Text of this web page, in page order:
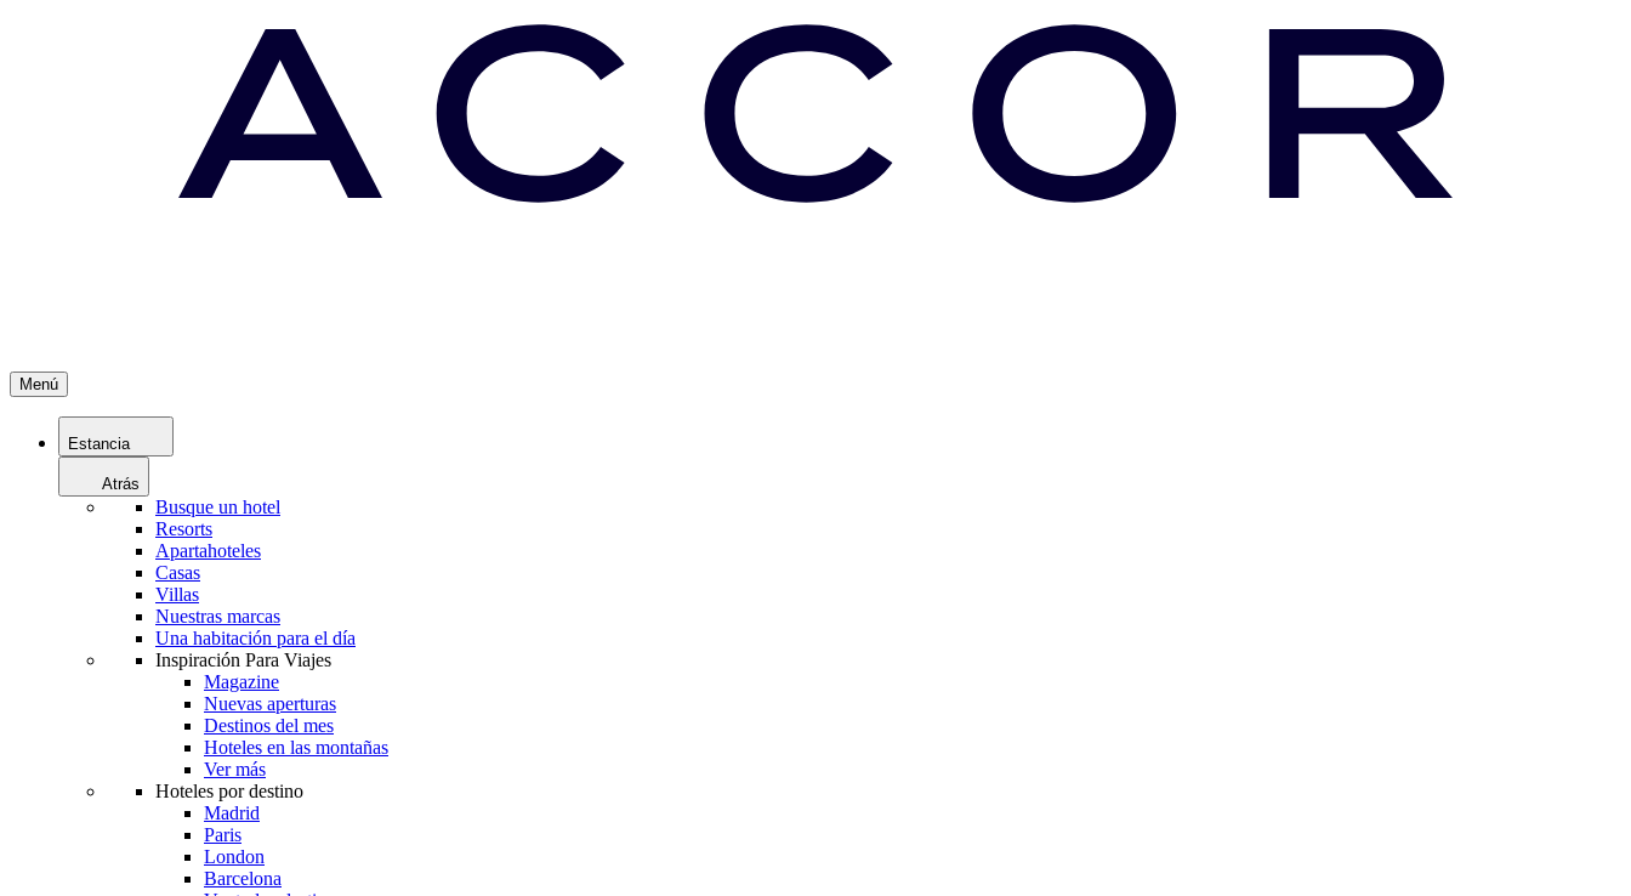
Menú
Estancia
Atrás
Busque un hotel
Resorts
Apartahoteles
Casas
Villas
Nuestras marcas
Una habitación para el día
Inspiración Para Viajes
Magazine
Nuevas aperturas
Destinos del mes
Hoteles en las montañas
Ver más
Hoteles por destino
Madrid
Paris
London
Barcelona